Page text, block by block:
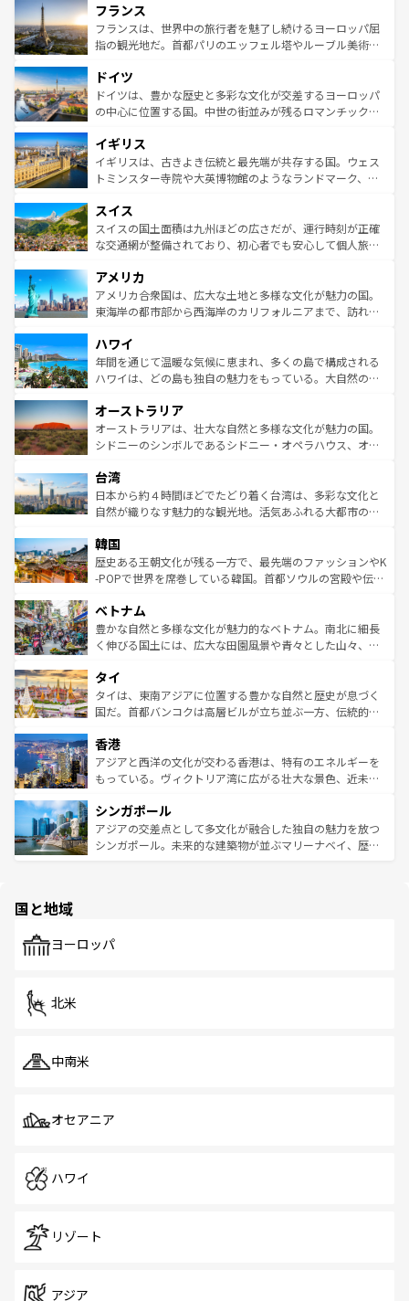
ませてくれるイタリアで、忘れられない旅をしてみよう！
なお、新着のイタリア情報はコンテンツ一覧 を参照してほ
しい。
文化が根付くこの国では、情熱的なフラメンコ、熱気あふ
れる闘牛、そして美味しいタパスが生活の一部となってい
る。首都マドリードの洗練された雰囲気や、バルセロナの
の城塞都市、穏やかなビーチリゾートまで多彩な表情を見
せる。地方によって風土や気候が異なるスペインはその個
性で訪れる人を魅了する。 なお、新着のスペイン情報はコ
フランス
フランスは、世界中の旅行者を魅了し続けるヨーロッパ屈
指の観光地だ。首都パリのエッフェル塔やルーブル美術館
で、幅広い魅力が詰まっている。華麗な宮殿、歴史的な大
聖堂、美しいビーチ、そして豊かな自然が、訪れる者を心
から魅了する。また、フランスは美食の国としても知ら
いる。シャンパンの発祥地であるランス、プロヴァンスの
香り高いラベンダー畑など、多彩な楽しみ方が可能だ。さ
らに、パリ以外の地域にも魅力が溢れており、どの街角に
れる地方に足を運ぶとそれぞれで全く異なる文化を体験で
きるだろう。 なお、新着のフランス情報はコンテンツ一覧
を参照してほしい。
ドイツ
ドイツは、豊かな歴史と多彩な文化が交差するヨーロッパ
の中心に位置する国。中世の街並みが残るロマンチック街
顔を持つこの国は、どこを歩いても飽きることがない。ベ
ルリンの文化的活気、バイエルン州のアルプスの絶景、そ
してライン川沿いのワイン畑といった風景は必見。ビール
は、お酒好きな人にはぜひ体験してほしい。 なお、新着の
ドイツ情報はコンテンツ一覧を参照してほしい。
イギリス
イギリスは、古きよき伝統と最先端が共存する国。ウェス
トミンスター寺院や大英博物館のようなランドマーク、歴
リアごとに異なる魅力がある。また、優雅なアフタヌーン
ティー、ビール好きにはたまらない英国パブ、サッカー観
戦など、本場だからこそできる体験も豊富。イギリスを旅
ンツ一覧を参照してほしい。
スイス
スイスの国土面積は九州ほどの広さだが、運行時刻が正確
な交通網が整備されており、初心者でも安心して個人旅行
の建物がそのまま残る町や、スイスならではのユニークな
博物館もあり、アルプス観光だけでなく町歩きも満喫する
ことができる。国民の所得が高いため物価も高いが、旅行
ば市内交通費無料で観光を楽しむこともできる。 なお、新
着のスイス情報はコンテンツ一覧 を参照してほしい。
アメリカ
アメリカ合衆国は、広大な土地と多様な文化が魅力の国。
東海岸の都市部から西海岸のカリフォルニアまで、訪れる
のような巨大都市は、観光、ショッピング、エンターテイ
ンメントが詰まった刺激的なスポットだ。一方、アメリカ
西部には大自然が広がり、グランドキャニオンやイエロー
部のニューオーリンズでは、音楽と美食が融合した独特の
文化が魅力。旅行者はアメリカの各地域で異なる魅力を楽
しみながら、その多様性と豊かな歴史を感じることができ
ならではの贅沢な旅のスタイルだ。 なお、新着のアメリカ
情報はコンテンツ一覧を参照してほしい。
ハワイ
年間を通じて温暖な気候に恵まれ、多くの島で構成される
ハワイは、どの島も独自の魅力をもっている。大自然の神
ワイ島は見逃せない。また、定番の観光地といえばオアフ
島だが、静かな自然を求めるならマウイ島やカウアイ島が
おすすめ。エメラルドグリーンに輝く海をはじめ、豊かな
れるおもてなしの心で訪れる人々を迎えてくれるハワイの
人々、おいしいローカルフードやハワイアンミュージッ
ク、伝統的なフラダンスなど、すべてがハワイの魅力を彩
ワイを、存分に味わってほしい。 なお、新着のハワイ情報
はコンテンツ一覧を参照してほしい。
オーストラリア
オーストラリアは、壮大な自然と多様な文化が魅力の国。
シドニーのシンボルであるシドニー・オペラハウス、オー
リアリーフや大陸中央部にそびえるウルル（エアーズロッ
ク）、タスマニアの美しい原生林やケアンズの熱帯雨林な
ど、見どころがたくさん。また、カフェやワイン、オージ
いる。アクティビティも充実しており、サーフィンやダイ
ビング、ハイキングなど、アウトドア好きにはたまらな
い。オーストラリアの多彩な魅力を存分に味わいつくそ
参照してほしい。
台湾
日本から約４時間ほどでたどり着く台湾は、多彩な文化と
自然が織りなす魅力的な観光地。活気あふれる大都市の台
ン）、静ひつな山岳地帯である台湾東部など、都市の喧騒
と山間の静けさが共存しており、訪れる人に新しい発見と
驚きをもたらしてくれる。また、奥深い台湾の食文化も魅
容にもいいと評判のスイーツなど、バラエティ豊かな料理
が味わえる。 なお、新着の台湾情報は コンテンツ一覧を参
照してほしい。
韓国
歴史ある王朝文化が残る一方で、最先端のファッションやK
-POPで世界を席巻している韓国。首都ソウルの宮殿や伝統
き、地方に足を延ばせば四季折々の自然美を楽しむことが
できる。そして、キムチや焼肉、絶品のストリートフード
まで、さまざまな韓国料理が待っている。夜には、韓国な
リティに包まれながら、韓国の多彩な魅力を心ゆくまで味
わってみてほしい。 なお、新着の韓国情報はコンテンツ一
覧を参照してほしい。
ベトナム
豊かな自然と多様な文化が魅力的なベトナム。南北に細長
く伸びる国土には、広大な田園風景や青々とした山々、世
急速な発展と共に伝統が息づく。ハノイの古い町並みやホ
ーチミン市のフランス統治時代の建物も、独特の雰囲気を
醸し出している。また、バラエティの豊かさとおいしさで
とつ。フォーやバインミー、ベトナムコーヒーなどは、ぜ
ひ現地で味わいたい。どの地域を訪れてもあたたかい人々
が旅行者を迎えてくれるので、きっと忘れられない旅にな
参照してほしい。
タイ
タイは、東南アジアに位置する豊かな自然と歴史が息づく
国だ。首都バンコクは高層ビルが立ち並ぶ一方、伝統的な
の活気が交差している。北部ではチェンマイなどの山岳地
帯で自然と触れ合い、南部ではプーケットやクラビの美し
いビーチでリゾート気分を楽しむことができる。タイ料理
激する。気候は一年中温暖で、どの季節にも異なる楽しみ
が待っている。親しみやすいタイの人々、仏教を中心とし
た文化、そして多様な観光資源が、訪れる旅人を魅了し続
香港
アジアと西洋の文化が交わる香港は、特有のエネルギーを
もっている。ヴィクトリア湾に広がる壮大な景色、近未来
み、どこを訪れても感動するはず。観光スポットが密集し
ており、効率よく見どころを回れるのも魅力。息をのむよ
うな絶景から文化的な体験まで、香港を存分に楽しみ尽く
シンガポール
アジアの交差点として多文化が融合した独自の魅力を放つ
シンガポール。未来的な建築物が並ぶマリーナベイ、歴史
で、ホーカーズは地元の風情を楽しめる外せないスポット
国と地域
ヨーロッパ
北米
中南米
オセアニア
ハワイ
リゾート
アジア